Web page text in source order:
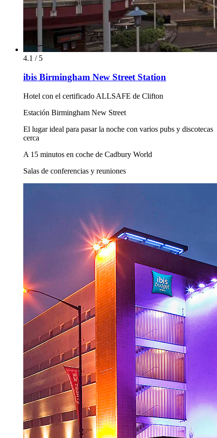
4.1 / 5
ibis Birmingham New Street Station
Hotel con el certificado ALLSAFE de Clifton
Estación Birmingham New Street
El lugar ideal para pasar la noche con varios pubs y discotecas
cerca
A 15 minutos en coche de Cadbury World
Salas de conferencias y reuniones